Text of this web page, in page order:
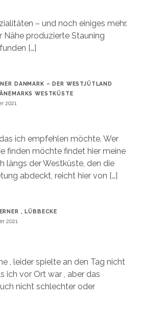
– und noch einiges mehr.
Nähe produzierte Stauning
[…]
DANMARK – DER WESTJÜTLAND
WESTKÜSTE
2021
ich empfehlen möchte. Wer
finden möchte findet hier meine
längs der Westküste, den die
abdeckt, reicht hier von […]
, LÜBBECKE
2021
, leider spielte an den Tag nicht
ich vor Ort war , aber das
nicht schlechter oder